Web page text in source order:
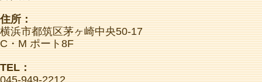
住所：
横浜市都筑区茅ヶ崎中央50-17
C・M ポート8F
TEL：